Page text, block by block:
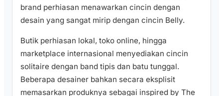
brand perhiasan menawarkan cincin dengan
desain yang sangat mirip dengan cincin Belly.
Butik perhiasan lokal, toko online, hingga
marketplace internasional menyediakan cincin
solitaire dengan band tipis dan batu tunggal.
Beberapa desainer bahkan secara eksplisit
memasarkan produknya sebagai inspired by The